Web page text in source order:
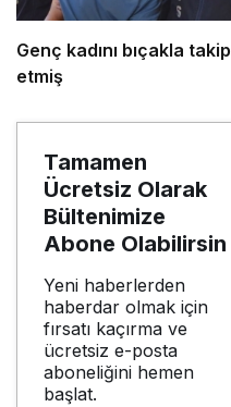
Genç kadını bıçakla takip
etmiş
Tamamen
Ücretsiz Olarak
Bültenimize
Abone Olabilirsin
Yeni haberlerden
haberdar olmak için
fırsatı kaçırma ve
ücretsiz e-posta
aboneliğini hemen
başlat.